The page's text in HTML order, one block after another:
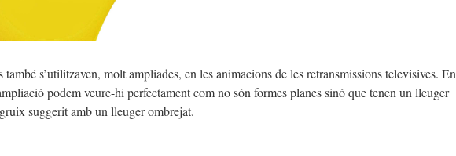
també s’utilitzaven, molt ampliades, en les animacions de les retransmissions televisives. En
podem veure-hi perfectament com no són formes planes sinó que tenen un lleuger
suggerit amb un lleuger ombrejat.